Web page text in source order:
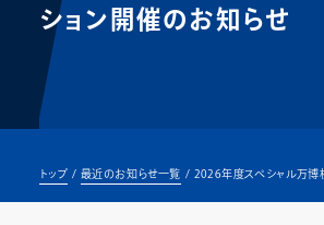
ション開催のお知らせ
トップ 最近のお知らせ一覧 2026年度スペシャル万博